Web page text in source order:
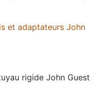
et adaptateurs John
rigide John Guest